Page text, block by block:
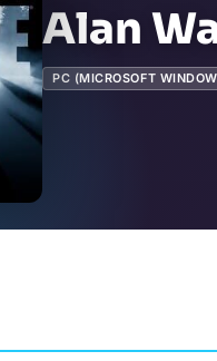
Alan
PC (MICROSOFT